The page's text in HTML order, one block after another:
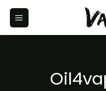
Saltar
contenido